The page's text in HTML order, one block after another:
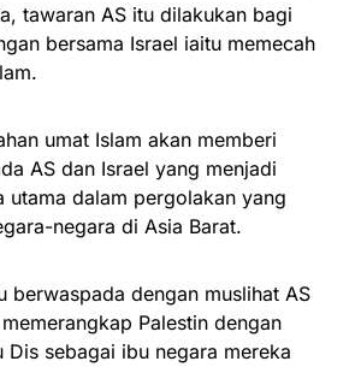
tawaran AS itu dilakukan bagi
bersama Israel iaitu memecah
umat Islam akan memberi
AS dan Israel yang menjadi
utama dalam pergolakan yang
negara di Asia Barat.
berwaspada dengan muslihat AS
Palestin dengan
Dis sebagai ibu negara mereka